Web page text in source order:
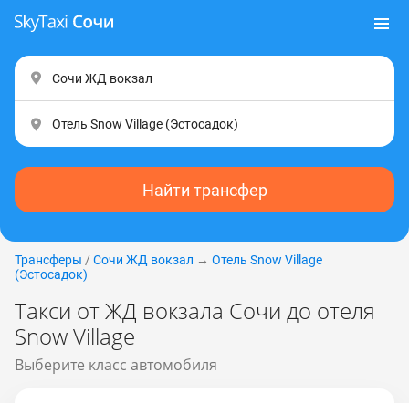
Найти трансфер
Трансферы / Сочи ЖД вокзал → Отель Snow Village
(Эстocaдoк)
Такси от ЖД вокзала Сочи до отеля
Snow Village
Выберите класс автомобиля